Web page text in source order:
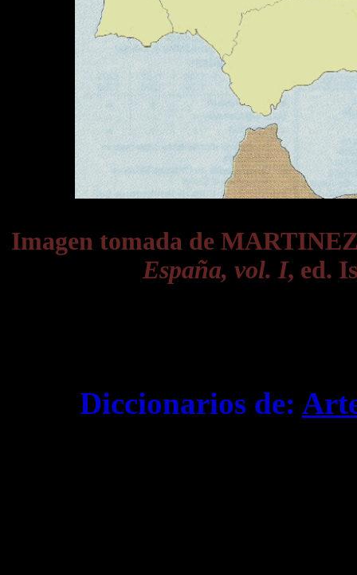
Imagen tomada de
España, vol. I, ed.
Diccionarios de: